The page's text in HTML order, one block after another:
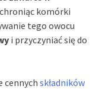
komórki
tego owocu
i przyczyniać się do
cennych składników